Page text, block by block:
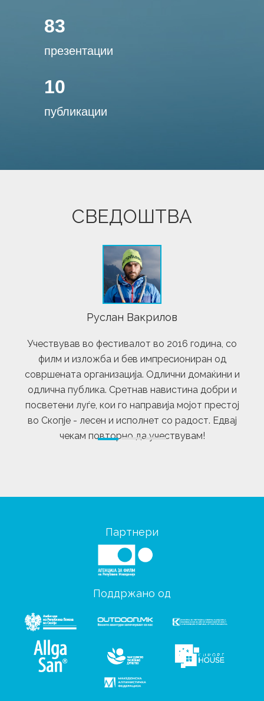
83
презентации
10
публикации
СВЕДОШТВА
Руслан Вакрилов
Учествував во фестивалот во 2016 година, со
филм и изложба и бев импресиониран од
совршената организација. Одлични домаќини и
одлична публика. Сретнав навистина добри и
посветени луѓе, кои го направија мојот престој
во Скопје - лесен и исполнет со радост. Едвај
чекам повторно да учествувам!
Партнери
Поддржано од